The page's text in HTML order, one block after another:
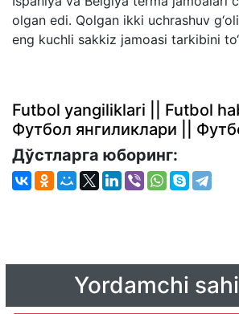
olgan edi. Qolgan ikki uchrashuv
eng kuchli sakkiz jamoasi tarkibini
Futbol yangiliklari || Futbol
Футбол янгиликлари ||
Дўстларга юборинг:
Yordamchi